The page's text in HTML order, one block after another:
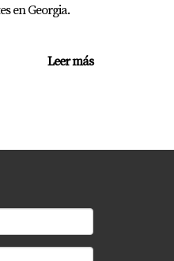
¡No dudes
en Georgia.
Leer más